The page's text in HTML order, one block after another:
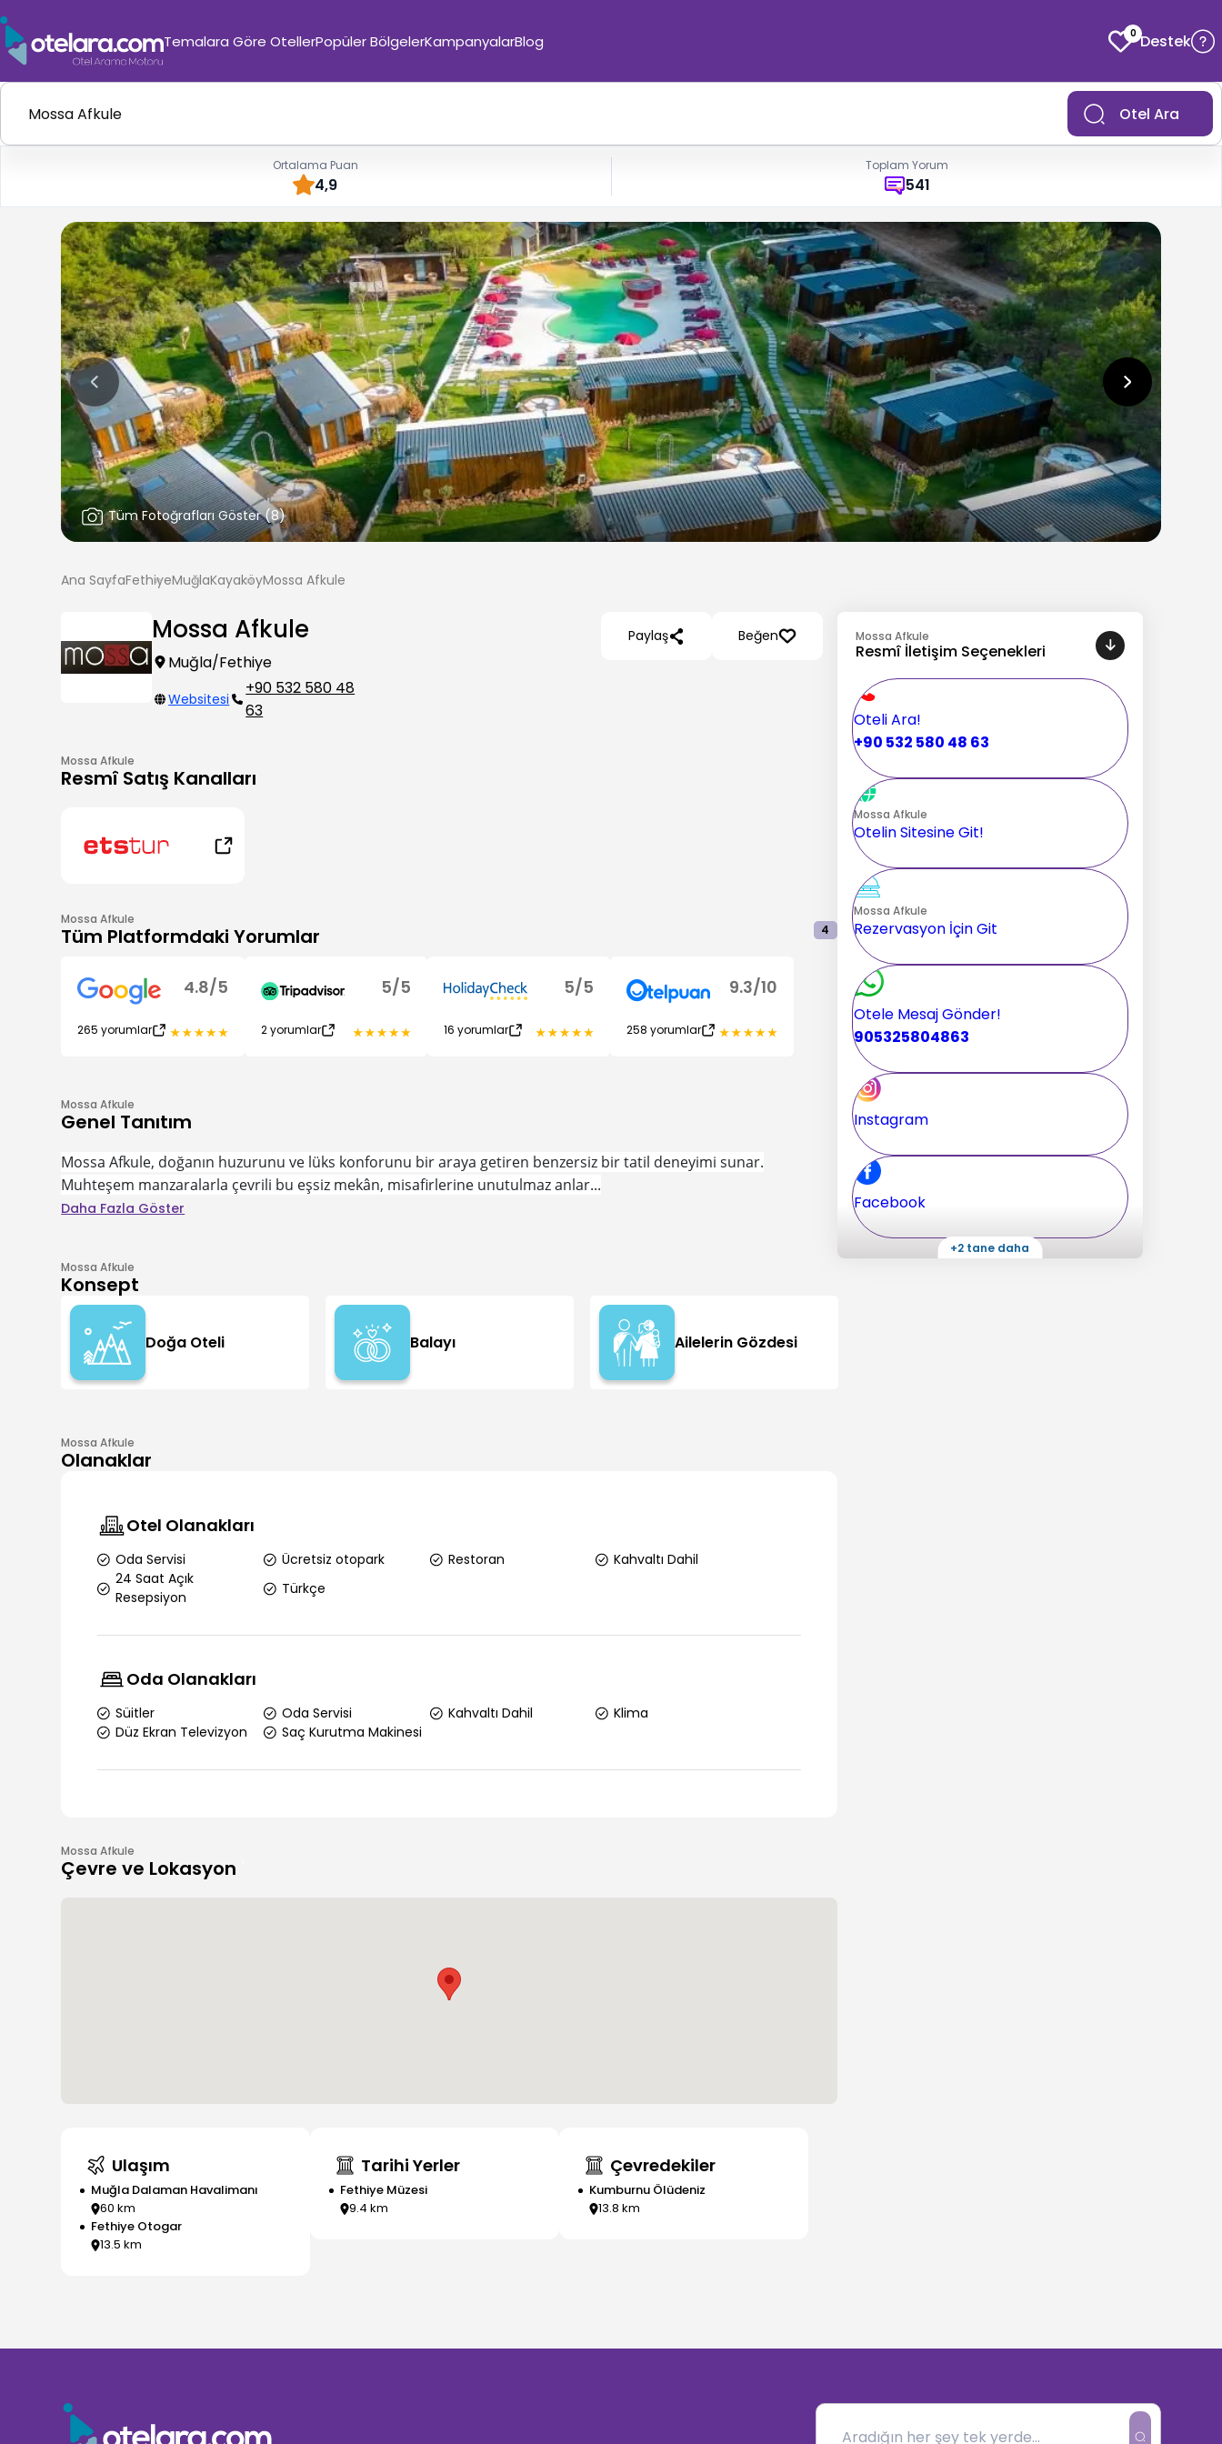
Temalara Göre OtellerPopüler BölgelerKampanyalarBlog 0 Destek
Otel Ara
Ortalama Puan
4,9
Toplam Yorum
541
Tüm Fotoğrafları Göster(8)
Ana SayfaFethiyeMuğlaKayaköyMossa Afkule
Mossa Afkule
Muğla/Fethiye
Websitesi
+90 532 580 48
63
Paylaş Beğen
Mossa Afkule
Resmî Satış Kanalları
Mossa Afkule
Tüm Platformdaki Yorumlar 4
265 yorumlar
4.8/5
2yorumlar
5/5
16 yorumlar
5/5
258 yorumlar
9.3/10
Mossa Afkule
Genel Tanıtım
Mossa Afkule, doğanın huzurunu ve lüks konforunu bir araya getiren benzersiz bir tatil deneyimi sunar.
Muhteşem manzaralarla çevrili bu eşsiz mekân, misafirlerine unutulmaz anlar...
Daha Fazla Göster
Mossa Afkule
Konsept
Doğa Oteli Balayı Ailelerin Gözdesi
Mossa Afkule
Olanaklar
Otel Olanakları
Oda Servisi Ücretsiz otopark Restoran
Kahvaltı Dahil
24 Saat Açık
Resepsiyon
Türkçe
Oda Olanakları
Süitler Oda Servisi Kahvaltı Dahil
Klima
Düz Ekran Televizyon
Saç Kurutma Makinesi
Mossa Afkule
Çevre ve Lokasyon
Ulaşım
Muğla Dalaman Havalimanı
60 km
Fethiye Otogar
13.5 km
Tarihi Yerler
Fethiye Müzesi
9.4 km
Çevredekiler
Kumburnu Ölüdeniz
13.8 km
Mossa Afkule
Resmî İletişim Seçenekleri
Oteli Ara!
+90 532 580 48 63
Mossa Afkule
Otelin Sitesine Git!
Mossa Afkule
Rezervasyon İçin Git
Otele Mesaj Gönder!
905325804863
Instagram
Facebook
+2 tane daha